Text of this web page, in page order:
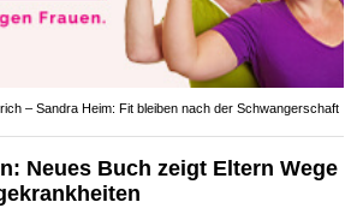
– Sandra Heim: Fit bleiben nach der Schwangerschaft
Neues Buch zeigt Eltern Wege